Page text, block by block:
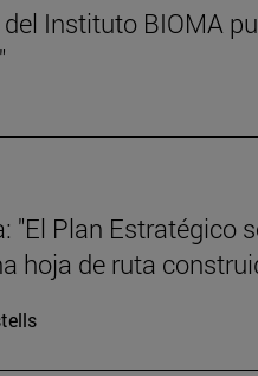
Instituto BIOMA
"El Plan Estratégico
hoja de ruta